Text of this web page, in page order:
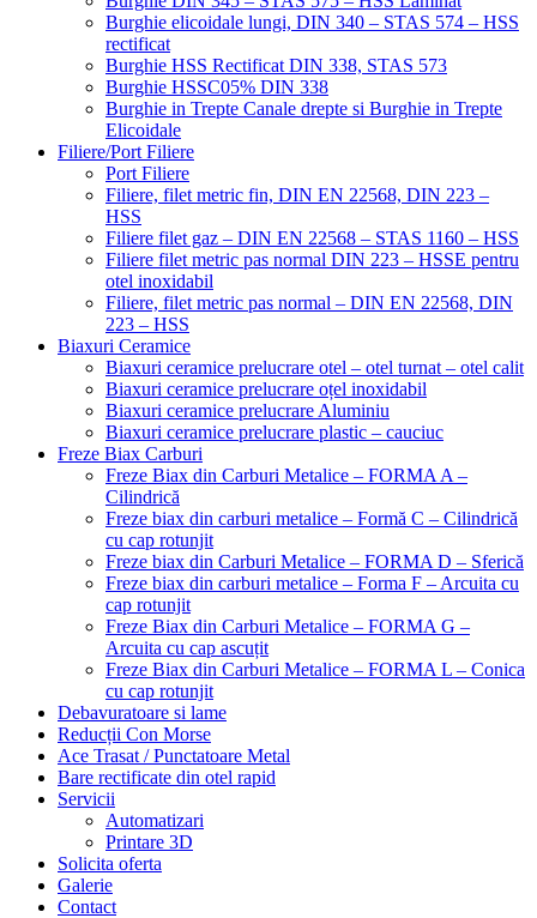
Burghie elicoidale lungi, DIN 340 – STAS 574 – HSS
rectificat
Burghie HSS Rectificat DIN 338, STAS 573
Burghie HSSC05% DIN 338
Burghie in Trepte Canale drepte si Burghie in Trepte
Elicoidale
Filiere/Port Filiere
Port Filiere
Filiere, filet metric fin, DIN EN 22568, DIN 223 –
HSS
Filiere filet gaz – DIN EN 22568 – STAS 1160 – HSS
Filiere filet metric pas normal DIN 223 – HSSE pentru
otel inoxidabil
Filiere, filet metric pas normal – DIN EN 22568, DIN
223 – HSS
Biaxuri Ceramice
Biaxuri ceramice prelucrare otel – otel turnat – otel calit
Biaxuri ceramice prelucrare oțel inoxidabil
Biaxuri ceramice prelucrare Aluminiu
Biaxuri ceramice prelucrare plastic – cauciuc
Freze Biax Carburi
Freze Biax din Carburi Metalice – FORMA A –
Cilindrică
Freze biax din carburi metalice – Formă C – Cilindrică
cu cap rotunjit
Freze biax din Carburi Metalice – FORMA D – Sferică
Freze biax din carburi metalice – Forma F – Arcuita cu
cap rotunjit
Freze Biax din Carburi Metalice – FORMA G –
Arcuita cu cap ascuțit
Freze Biax din Carburi Metalice – FORMA L – Conica
cu cap rotunjit
Debavuratoare si lame
Reducții Con Morse
Ace Trasat / Punctatoare Metal
Bare rectificate din otel rapid
Servicii
Automatizari
Printare 3D
Solicita oferta
Galerie
Contact